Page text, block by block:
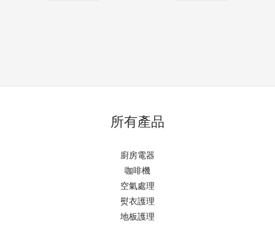
所有產品
廚房電器
咖啡機
空氣處理
熨衣護理
地板護理